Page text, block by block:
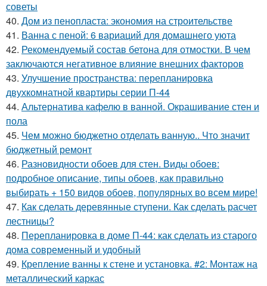
советы
40. Дом из пенопласта: экономия на строительстве
41. Ванна с пеной: 6 вариаций для домашнего уюта
42. Рекомендуемый состав бетона для отмостки. В чем
заключаются негативное влияние внешних факторов
43. Улучшение пространства: перепланировка
двухкомнатной квартиры серии П-44
44. Альтернатива кафелю в ванной. Окрашивание стен и
пола
45. Чем можно бюджетно отделать ванную.. Что значит
бюджетный ремонт
46. Разновидности обоев для стен. Виды обоев:
подробное описание, типы обоев, как правильно
выбирать + 150 видов обоев, популярных во всем мире!
47. Как сделать деревянные ступени. Как сделать расчет
лестницы?
48. Перепланировка в доме П-44: как сделать из старого
дома современный и удобный
49. Крепление ванны к стене и установка. #2: Монтаж на
металлический каркас